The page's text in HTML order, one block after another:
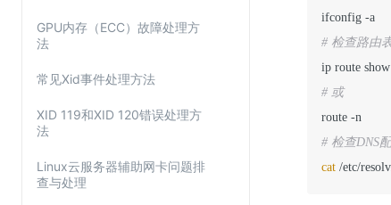
GPU内存（ECC）故障处理方
法
常见Xid事件处理方法
XID 119和XID 120错误处理方
法
Linux云服务器辅助网卡问题排
查与处理
# 检查路由
# 或
# 检查DNS
cat /etc/